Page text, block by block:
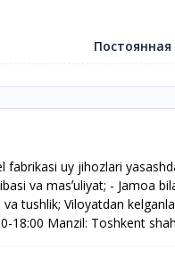
fabrikasi uy jihozlari
va masʼuliyat; - Jamoa
tushlik; Viloyatdan
18:00 Manzil: Toshkent